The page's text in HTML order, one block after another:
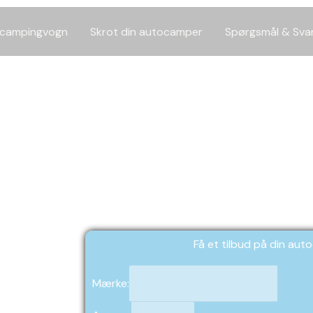
Skrot din autocamper Spørgsmål &
Få et tilbud på din
Mærke: